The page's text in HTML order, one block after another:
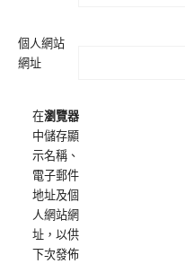
個人網站
網址
在瀏覽器
中儲存顯
示名稱、
電子郵件
地址及個
人網站網
址，以供
下次發佈